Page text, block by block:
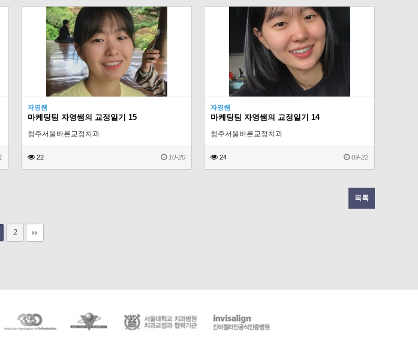
자영쌤
마케팅팀 자영쌤의 교정일기 15
청주서울바른교정치과
22 10-20
자영쌤
마케팅팀 자영쌤의 교정일기 14
청주서울바른교정치과
24 09-22
목록
2